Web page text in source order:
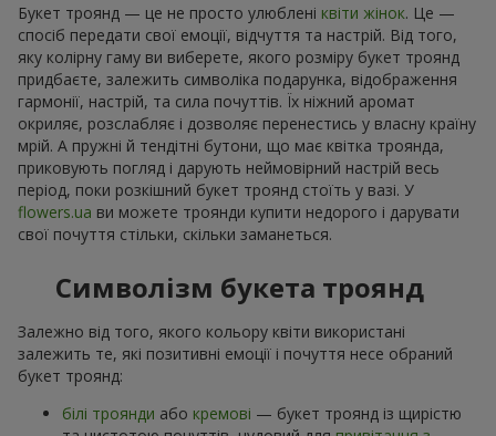
Букет троянд — це не просто улюблені квіти жінок. Це —
спосіб передати свої емоції, відчуття та настрій. Від того,
яку колірну гаму ви виберете, якого розміру букет троянд
придбаєте, залежить символіка подарунка, відображення
гармонії, настрій, та сила почуттів. Їх ніжний аромат
окриляє, розслабляє і дозволяє перенестись у власну країну
мрій. А пружні й тендітні бутони, що має квітка троянда,
приковують погляд і дарують неймовірний настрій весь
період, поки розкішний букет троянд стоїть у вазі. У
flowers.ua ви можете троянди купити недорого і дарувати
свої почуття стільки, скільки заманеться.
Символізм букета троянд
Залежно від того, якого кольору квіти використані
залежить те, які позитивні емоції і почуття несе обраний
букет троянд:
білі троянди або кремові — букет троянд із щирістю